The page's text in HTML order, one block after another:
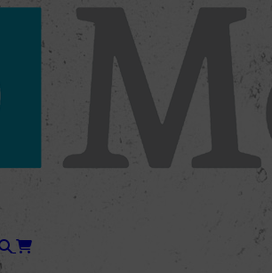
Tarjouskori